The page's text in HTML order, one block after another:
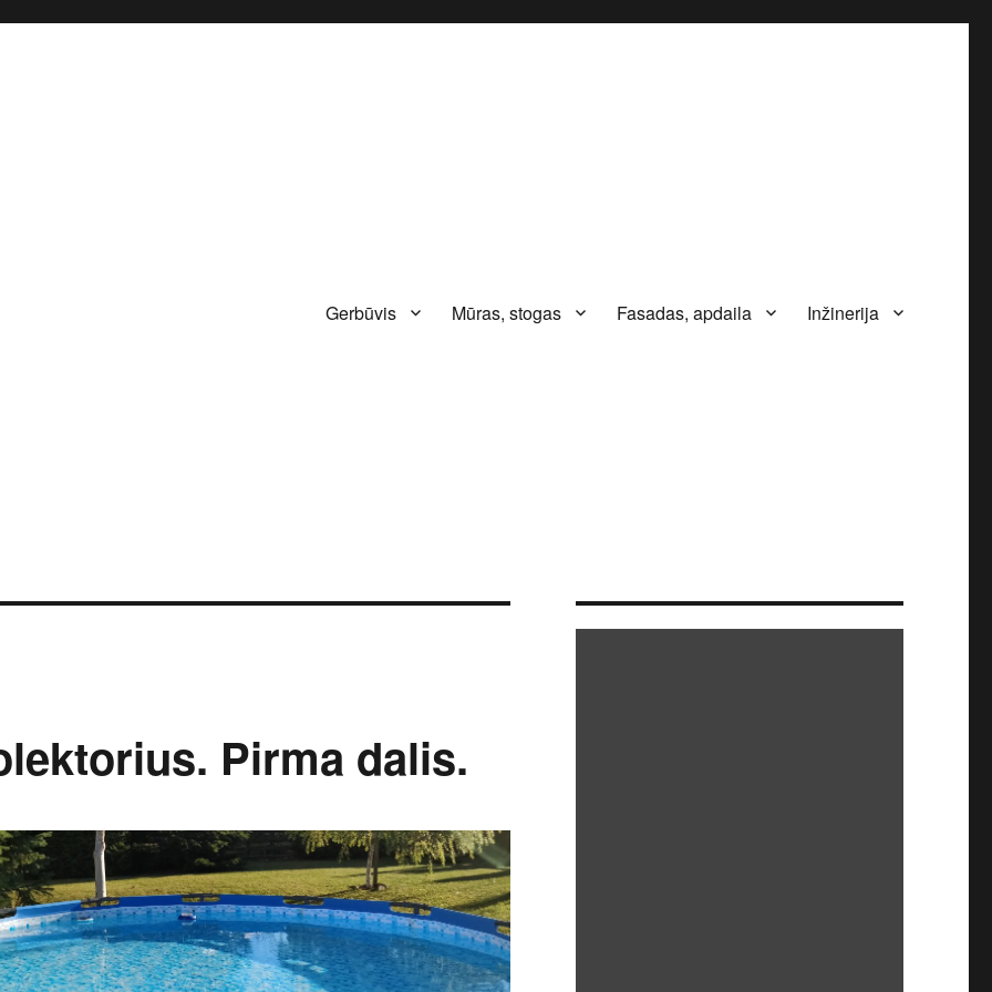
Gerbūvis Mūras, stogas Fasadas, apdaila Inžinerija
Pirma dalis.